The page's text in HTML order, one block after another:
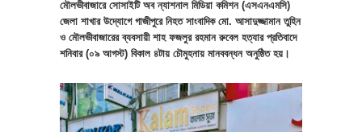
মৌলভীবাজারে সোসাইটি অব ন্যাশনাল মিডিয়া কমিশন (এসএনএমসি)
জেলা শাখার উদ্যোগে গাজীপুরে নিহত সাংবাদিক মো. আসাদুজ্জামান তুহিন
ও মৌলভীবাজারের ব্যবসায়ী শাহ ফজলুর রহমান রুবেল হত্যার প্রতিবাদে
শনিবার (০৯ আগস্ট) বিকাল ৪টায় চৌমুহনায় মানববন্ধন অনুষ্ঠিত হয়।